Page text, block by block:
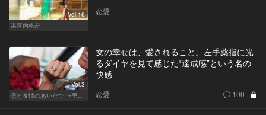
Vol.16
港区内格差
恋愛
Vol.3
恋と友情のあいだで 〜里奈 Ver.〜
女の幸せは、愛されること。左手薬指に光
るダイヤを見て感じた“達成感”という名の
快感
恋愛 100